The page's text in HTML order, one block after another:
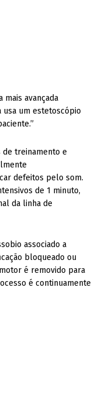
mais avançada
usa um estetoscópio
de treinamento e
defeitos pelo som.
de 1 minuto,
da linha de
associado a
bloqueado ou
é removido para
é continuamente